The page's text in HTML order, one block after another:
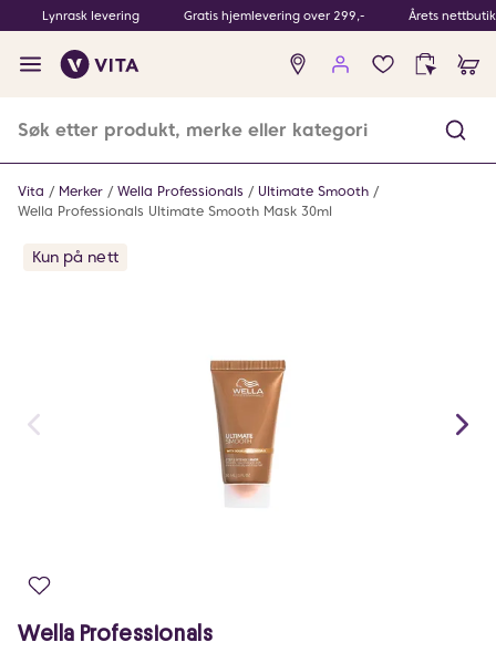
Lynrask levering Gratis hjemlevering over 299,- Årets
Ingen
produkter
Vita Merker Wella Professionals
Ultimate Smooth
Wella Professionals Ultimate Smooth Mask 30ml
Kun på nett
Wella Professionals